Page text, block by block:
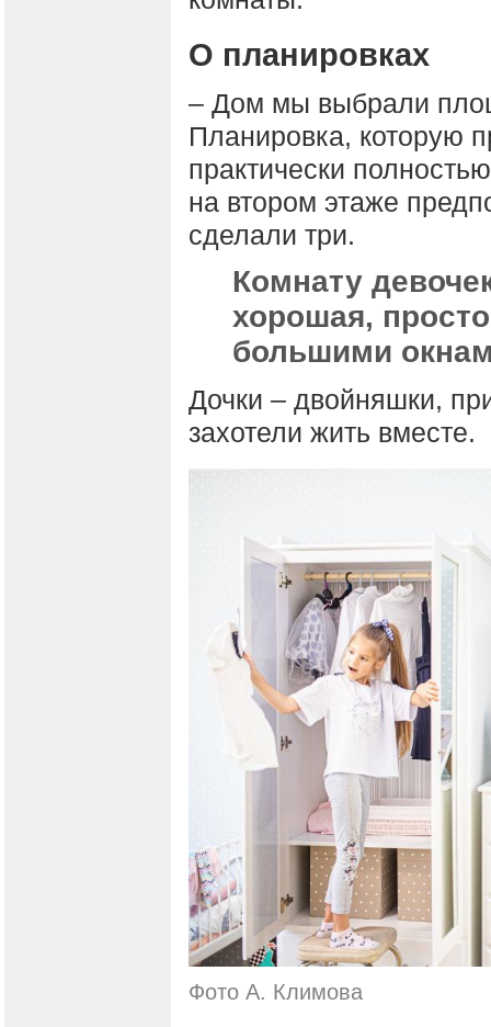
О планировках
– Дом мы выбрали
Планировка, которую
практически
на втором этаже
сделали три.
Комнату
хорошая,
большими
Дочки – двойняшки,
захотели жить вместе.
Фото А. Климова